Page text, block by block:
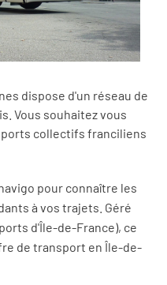
dispose d'un réseau de
Vous souhaitez vous
collectifs franciliens
pour connaître les
à vos trajets. Géré
d'Île-de-France), ce
de transport en Île-de-